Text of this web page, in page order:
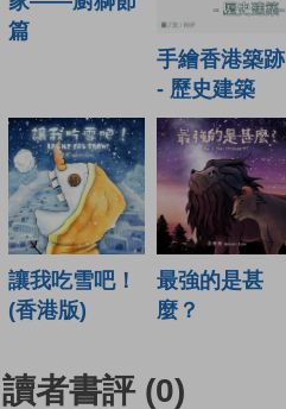
篇
手繪香港築跡
- 歷史建築
讓我吃雪吧！
(香港版)
最強的是甚
麼？
讀者書評 (0)